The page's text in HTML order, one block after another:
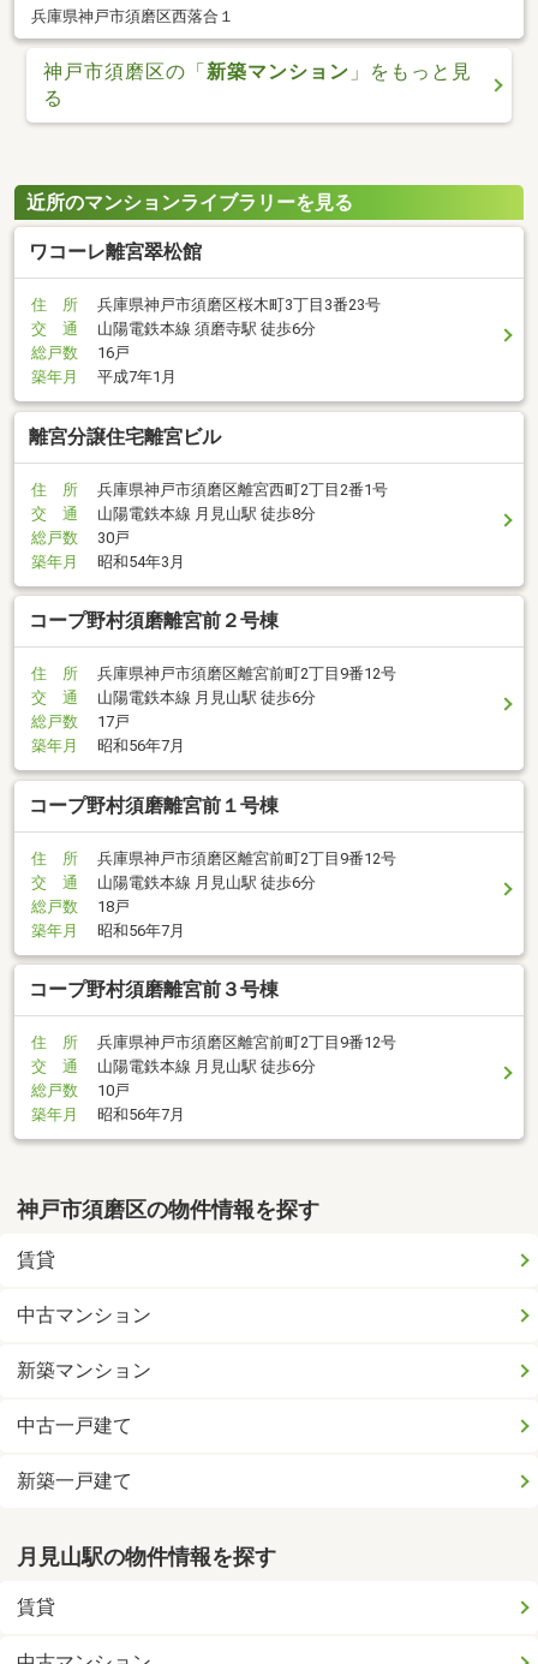
兵庫県神戸市須磨区西落合１
神戸市須磨区の「 新築マンション 」をもっと見
る
近所のマンションライブラリーを見る
ワコーレ離宮翠松館
住 所
兵庫県神戸市須磨区桜木町3丁目3番23号
交 通
山陽電鉄本線 須磨寺駅 徒歩6分
総戸数
16戸
築年月
平成7年1月
離宮分譲住宅離宮ビル
住 所
兵庫県神戸市須磨区離宮西町2丁目2番1号
交 通
山陽電鉄本線 月見山駅 徒歩8分
総戸数
30戸
築年月
昭和54年3月
コープ野村須磨離宮前２号棟
住 所
兵庫県神戸市須磨区離宮前町2丁目9番12号
交 通
山陽電鉄本線 月見山駅 徒歩6分
総戸数
17戸
築年月
昭和56年7月
コープ野村須磨離宮前１号棟
住 所
兵庫県神戸市須磨区離宮前町2丁目9番12号
交 通
山陽電鉄本線 月見山駅 徒歩6分
総戸数
18戸
築年月
昭和56年7月
コープ野村須磨離宮前３号棟
住 所
兵庫県神戸市須磨区離宮前町2丁目9番12号
交 通
山陽電鉄本線 月見山駅 徒歩6分
総戸数
10戸
築年月
昭和56年7月
神戸市須磨区の物件情報を探す
賃貸
中古マンション
新築マンション
中古一戸建て
新築一戸建て
月見山駅の物件情報を探す
賃貸